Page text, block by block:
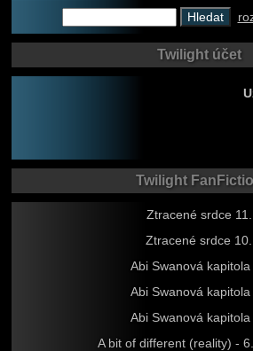
Twilight účet
Twilight
Ztracené srdce 11.
Ztracené srdce 10.
Abi Swanová kapitola
Abi Swanová kapitola
Abi Swanová kapitola
A bit of different (reality) -